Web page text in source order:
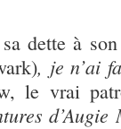
dette à
, je n’ai
le vrai